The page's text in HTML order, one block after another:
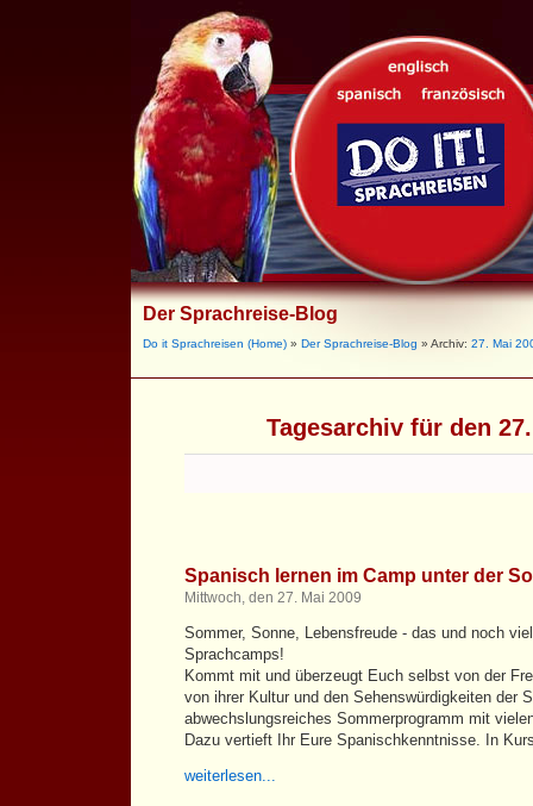
Der Sprachreise-Blog
Do it Sprachreisen (Home) » Der Sprachreise-Blog » Archiv: 27. Mai
Tagesarchiv für den
Spanisch lernen im Camp unter der
Mittwoch, den 27. Mai 2009
Sommer, Sonne, Lebensfreude - das und noch
Sprachcamps!
Kommt mit und überzeugt Euch selbst von der
von ihrer Kultur und den Sehenswürdigkeiten der
abwechslungsreiches Sommerprogramm mit
Dazu vertieft Ihr Eure Spanischkenntnisse. In
weiterlesen...